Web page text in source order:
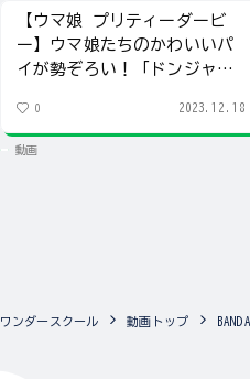
【ウマ娘 プリティーダービ
ー】ウマ娘たちのかわいいパ
イが勢ぞろい！「ドンジャラ
0 2023.12.18
動画
ワンダースクール 動画トップ